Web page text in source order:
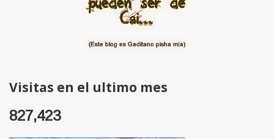
Visitas en el ultimo mes
827,423